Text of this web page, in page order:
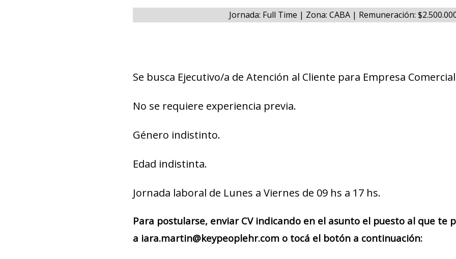
Jornada: Full Time | Zona: CABA | Remuneración:
Se busca Ejecutivo/a de Atención al Cliente para Empresa Comercial
No se requiere experiencia previa.
Género indistinto.
Edad indistinta.
Jornada laboral de Lunes a Viernes de 09 hs a 17 hs.
Para postularse, enviar CV indicando en el asunto el puesto al que te
a iara.martin@keypeoplehr.com o tocá el botón a continuación: